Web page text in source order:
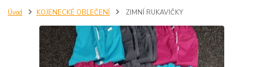
Úvod KOJENECKÉ OBLEČENÍ ZIMNÍ RUKAVIČKY